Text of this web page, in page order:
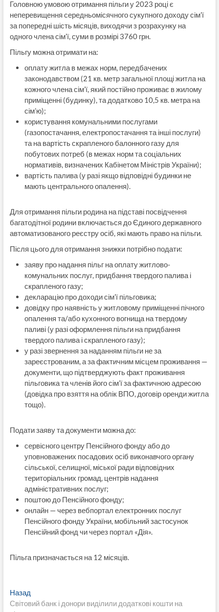
Головною умовою отримання пільги у 2023 році є
неперевищення середньомісячного сукупного доходу сім’ї
за попередні шість місяців, виходячи з розрахунку на
одного члена сім’ї, суми в розмірі 3760 грн.
Пільгу можна отримати на:
оплату житла в межах норм, передбачених
законодавством (21 кв. метр загальної площі житла на
кожного члена сім’ї, який постійно проживає в жилому
приміщенні (будинку), та додатково 10,5 кв. метра на
сім’ю);
користування комунальними послугами
(газопостачання, електропостачання та інші послуги)
та на вартість скрапленого балонного газу для
побутових потреб (в межах норм та соціальних
нормативів, визначених Кабінетом Міністрів України);
вартість палива (у разі якщо відповідні будинки не
мають центрального опалення).
Для отримання пільги родина на підставі посвідчення
багатодітної родини включається до Єдиного державного
автоматизованого реєстру осіб, які мають право на пільги.
Після цього для отримання знижки потрібно подати:
заяву про надання пільг на оплату житлово-
комунальних послуг, придбання твердого палива і
скрапленого газу;
декларацію про доходи сім’ї пільговика;
довідку про наявність у житловому приміщенні пічного
опалення та/або кухонного вогнища на твердому
паливі (у разі оформлення пільги на придбання
твердого палива і скрапленого газу);
у разі звернення за наданням пільги не за
зареєстрованим, а за фактичним місцем проживання —
документи, що підтверджують факт проживання
пільговика та членів його сім’ї за фактичною адресою
(довідка про взяття на облік ВПО, договір оренди житла
тощо).
Подати заяву та документи можна до:
сервісного центру Пенсійного фонду або до
уповноважених посадових осіб виконавчого органу
сільської, селищної, міської ради відповідних
територіальних громад, центрів надання
адміністративних послуг;
поштою до Пенсійного фонду;
онлайн — через вебпортал електронних послуг
Пенсійного фонду України, мобільний застосунок
Пенсійний фонд чи через портал «Дія».
Пільга призначається на 12 місяців.
Навигация
НазадПредыдущая
запись:
Світовий банк і донори виділили додаткові кошти на